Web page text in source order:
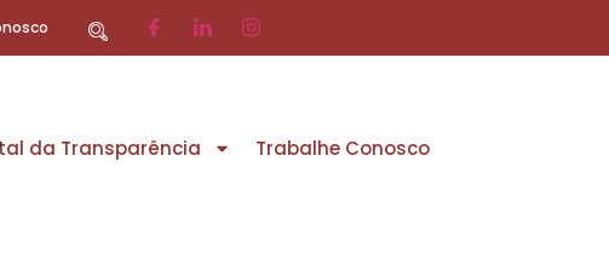
da Transparência Trabalhe Conosco